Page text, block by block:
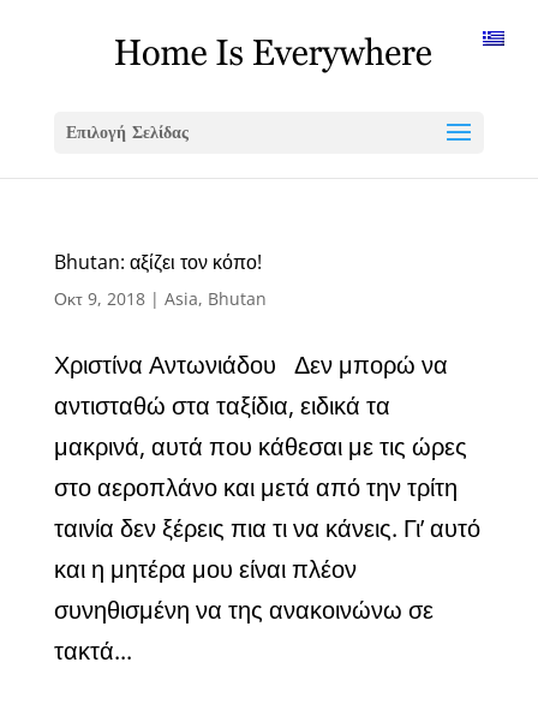
Επιλογή Σελίδας
Bhutan: αξίζει τον κόπο!
Οκτ 9, 2018| Asia, Bhutan
Χριστίνα Αντωνιάδου Δεν μπορώ να
αντισταθώ στα ταξίδια, ειδικά τα
μακρινά, αυτά που κάθεσαι με τις ώρες
στο αεροπλάνο και μετά από την τρίτη
ταινία δεν ξέρεις πια τι να κάνεις. Γι’ αυτό
και η μητέρα μου είναι πλέον
συνηθισμένη να της ανακοινώνω σε
τακτά...